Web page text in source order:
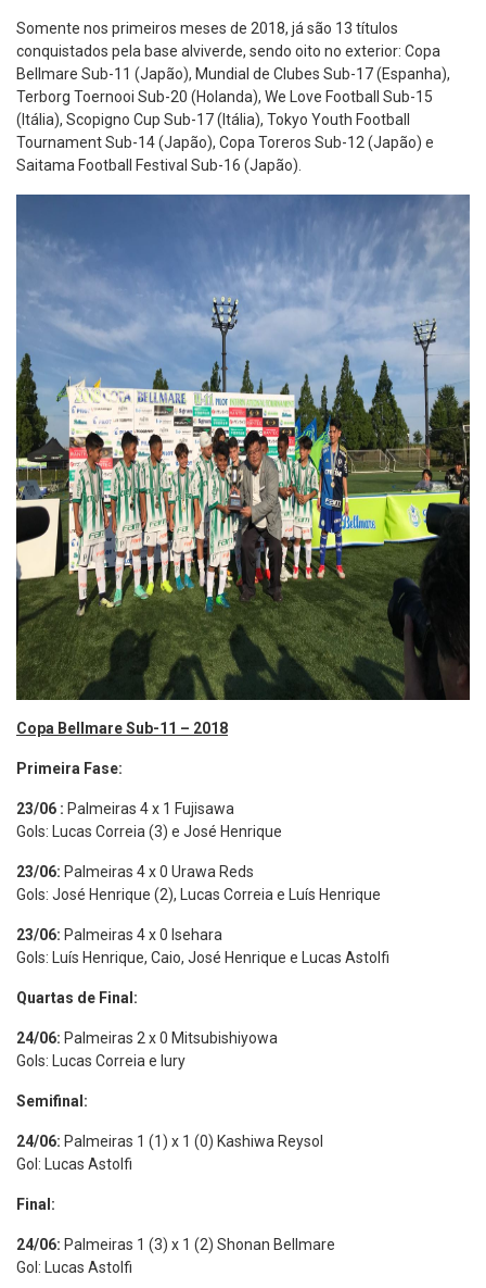
Somente nos primeiros meses de 2018, já são 13 títulos
conquistados pela base alviverde, sendo oito no exterior: Copa
Bellmare Sub-11 (Japão), Mundial de Clubes Sub-17 (Espanha),
Terborg Toernooi Sub-20 (Holanda), We Love Football Sub-15
(Itália), Scopigno Cup Sub-17 (Itália), Tokyo Youth Football
Tournament Sub-14 (Japão), Copa Toreros Sub-12 (Japão) e
Saitama Football Festival Sub-16 (Japão).
Copa Bellmare Sub-11 – 2018
Primeira Fase:
23/06 : Palmeiras 4 x 1 Fujisawa
Gols: Lucas Correia (3) e José Henrique
23/06: Palmeiras 4 x 0 Urawa Reds
Gols: José Henrique (2), Lucas Correia e Luís Henrique
23/06: Palmeiras 4 x 0 Isehara
Gols: Luís Henrique, Caio, José Henrique e Lucas Astolfi
Quartas de Final:
24/06: Palmeiras 2 x 0 Mitsubishiyowa
Gols: Lucas Correia e Iury
Semifinal:
24/06: Palmeiras 1 (1) x 1 (0) Kashiwa Reysol
Gol: Lucas Astolfi
Final:
24/06: Palmeiras 1 (3) x 1 (2) Shonan Bellmare
Gol: Lucas Astolfi